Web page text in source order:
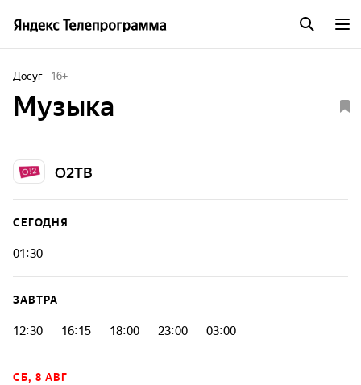
Досуг 16+
Музыка
О2ТВ
СЕГОДНЯ
01:30
ЗАВТРА
12:30 16:15 18:00 23:00 03:00
СБ, 8 АВГ